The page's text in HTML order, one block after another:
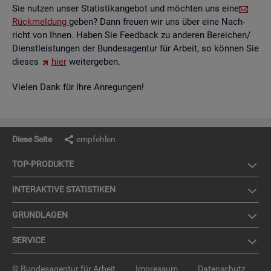
Sie nut­zen unser Sta­tis­tik­an­ge­bot und möch­ten uns eine
Rück­mel­dung geben? Dann freu­en wir uns über eine Nach­
richt von Ihnen. Haben Sie Feed­back zu an­de­ren Be­rei­chen/
Dienst­leis­tun­gen der Bun­des­agen­tur für Ar­beit, so kön­nen Sie
die­ses
hier wei­ter­ge­ben.
Vie­len Dank für Ihre An­re­gun­gen!
Diese Seite empfehlen
TOP-PRO­DUK­TE
IN­TER­AK­TI­VE STA­TIS­TI­KEN
GRUND­LA­GEN
SER­VICE
© Bundesagentur für Arbeit Impressum Datenschutz